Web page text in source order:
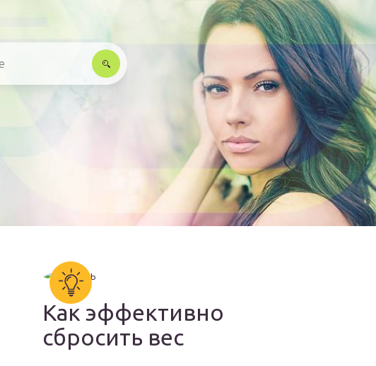
Как эффективно
сбросить вес